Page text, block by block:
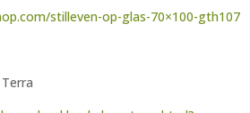
stilleven-op-glas-70×100-gth107